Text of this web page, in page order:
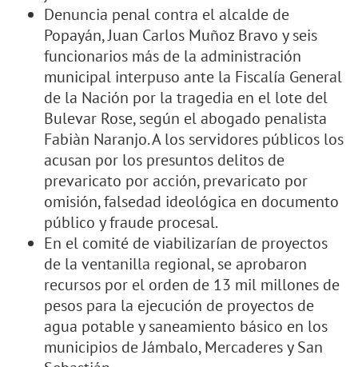
Denuncia penal contra el alcalde de
Popayán, Juan Carlos Muñoz Bravo y seis
funcionarios más de la administración
municipal interpuso ante la Fiscalía General
de la Nación por la tragedia en el lote del
Bulevar Rose, según el abogado penalista
Fabiàn Naranjo. A los servidores públicos los
acusan por los presuntos delitos de
prevaricato por acción, prevaricato por
omisión, falsedad ideológica en documento
público y fraude procesal.
En el comité de viabilizarían de proyectos
de la ventanilla regional, se aprobaron
recursos por el orden de 13 mil millones de
pesos para la ejecución de proyectos de
agua potable y saneamiento básico en los
municipios de Jámbalo, Mercaderes y San